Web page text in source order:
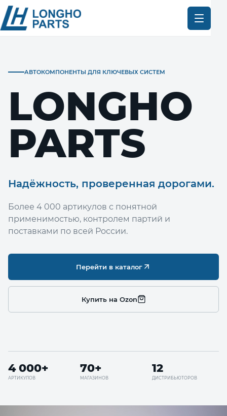
АВТОКОМПОНЕНТЫ ДЛЯ КЛЮЧЕВЫХ СИСТЕМ
LONGHO
PARTS
Надёжность, проверенная дорогами.
Более 4 000 артикулов с понятной
применимостью, контролем партий и
поставками по всей России.
Перейти в каталог
Купить на Ozon
4 000+
АРТИКУЛОВ
70+
МАГАЗИНОВ
12
ДИСТРИБЬЮТОРОВ